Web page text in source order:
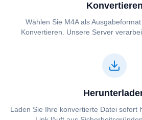
Konvertieren
Wählen Sie ⁦⁦M4A⁩⁩ als
Konvertieren. Unsere Server
Laden Sie Ihre konvertierte Datei sofort